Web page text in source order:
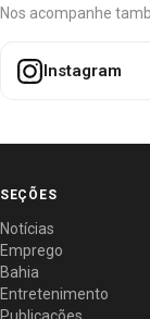
Nos acompanhe
Instagram
SEÇÕES
Notícias
Emprego
Bahia
Entretenimento